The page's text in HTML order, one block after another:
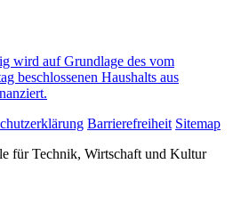
wird auf Grundlage des vom
beschlossenen Haushalts aus
Barrierefreiheit Sitemap
für Technik, Wirtschaft und Kultur